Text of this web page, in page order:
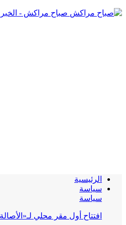
صباح مراكش - الخبر
الرئيسية
سياسة
سياسة
افتتاح أول مقر محلي